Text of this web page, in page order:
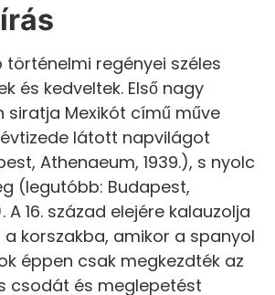
történelmi regényei széles
és kedveltek. Első nagy
siratja Mexikót című műve
látott napvilágot
Athenaeum, 1939.), s nyolc
(legutóbb: Budapest,
A 16. század elejére kalauzolja
korszakba, amikor a spanyol
éppen csak megkezdték az
csodát és meglepetést